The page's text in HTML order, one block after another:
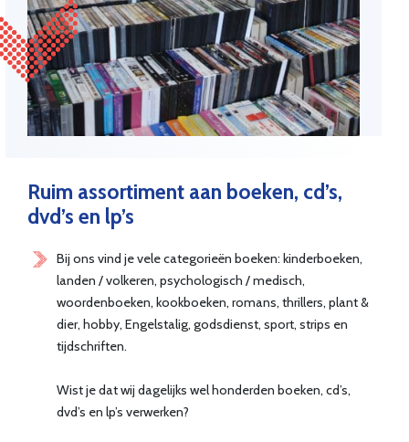
Ruim assortiment aan boeken, cd’s,
dvd’s en lp’s
Bij ons vind je vele categorieën boeken: kinderboeken,
landen / volkeren, psychologisch / medisch,
woordenboeken, kookboeken, romans, thrillers, plant &
dier, hobby, Engelstalig, godsdienst, sport, strips en
tijdschriften.
Wist je dat wij dagelijks wel honderden boeken, cd’s,
dvd’s en lp’s verwerken?